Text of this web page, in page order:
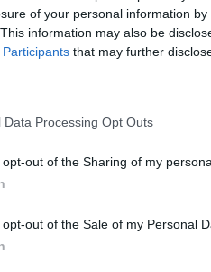
of your personal information
information may also be
that may further
Data Processing Opt Outs
out of the Sharing of my
out of the Sale of my Personal
být využívány jako
školy o 10 % byla pak kolize
I po snížení kapacity této
naplněny zhruba na ¾,“uvedla k
úřadu.